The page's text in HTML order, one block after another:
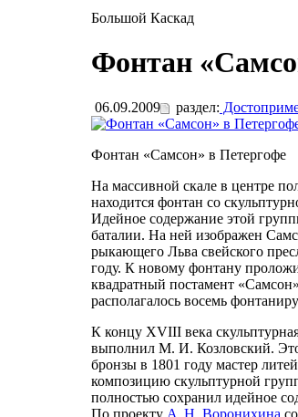
Большой Каскад
Фонтан
06.09.2009 раздел:
Фонтан «Самсон» в Петергофе
На массивной скале в центре
находится фонтан со
Идейное содержание этой
баталии. На ней изображен
рыкающего Льва свейского
году. К новому фонтану
квадратный постамент
располагалось восемь
К концу XVIII века
выполнил М. И. Козловский. Это
бронзы в 1801 году мастер
композицию скульптурной
полностью сохранил идейное
По проекту А. Н. Воронихина